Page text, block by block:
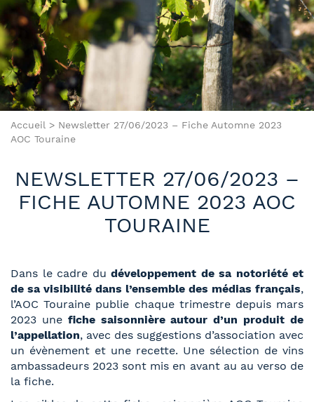
Accueil > Newsletter 27/06/2023 – Fiche Automne 2023
AOC Touraine
NEWSLETTER 27/06/2023 –
FICHE AUTOMNE 2023 AOC
TOURAINE
Dans le cadre du développement de sa notoriété et
de sa visibilité dans l’ensemble des médias français,
l’AOC Touraine publie chaque trimestre depuis mars
2023 une fiche saisonnière autour d’un produit de
l’appellation, avec des suggestions d’association avec
un évènement et une recette. Une sélection de vins
ambassadeurs 2023 sont mis en avant au au verso de
la fiche.